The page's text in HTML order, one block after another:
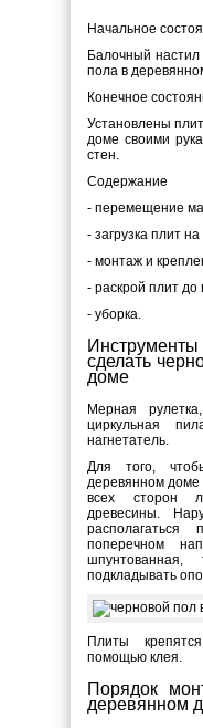
Начальное
Балочный настил
пола в
Конечное
Установлены
доме своими
стен.
Содержание
- перемещение
- загрузка плит
- монтаж и
- раскрой плит
- уборка.
сделать
доме
Мерная
циркульная
нагнетатель.
Для того,
деревянном доме
всех сторон
древесины.
поперечном
подкладывать
Плиты
помощью клея.
Порядок
деревянном